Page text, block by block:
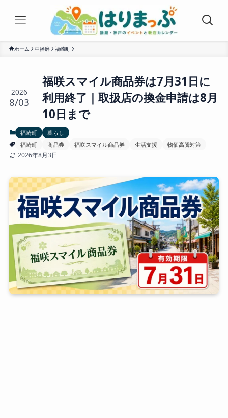
ホーム 中播磨 福崎町
福咲スマイル商品券は7月31日に
利用終了｜取扱店の換金申請は8月
10日まで
2026
8/03
福崎町
暮らし
福崎町
商品券 福咲スマイル商品券 生活支援 物価高騰対策
2026年8月3日